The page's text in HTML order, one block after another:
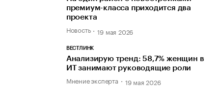
премиум-класса приходится два
проекта
Новость 19 мая 2026
ВЕСТЛИНК
Анализирую тренд: 58,7% женщин в
ИТ занимают руководящие роли
Мнение эксперта 19 мая 2026